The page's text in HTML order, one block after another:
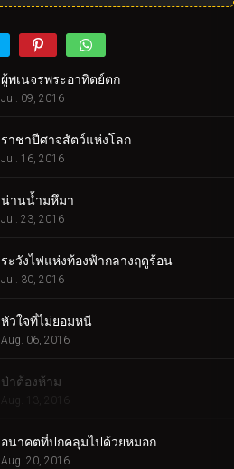
ผู้พเนจรพระอาทิตย์ตก
Jul. 09, 2016
ราชาปีศาจสัตว์แห่งโลก
Jul. 16, 2016
น่านน้ำมหึมา
Jul. 23, 2016
ระวังไฟแห่งท้องฟ้ากลางฤดูร้อน
Jul. 30, 2016
หัวใจที่ไม่ยอมหนี
Aug. 06, 2016
ป่าต้องห้าม
Aug. 13, 2016
อนาคตที่ปกคลุมไปด้วยหมอก
Aug. 20, 2016